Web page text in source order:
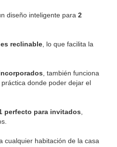
diseño inteligente para 2
reclinable , lo que facilita la
, también funciona
donde poder dejar el
perfecto para invitados
cualquier habitación de la casa